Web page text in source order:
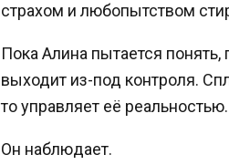
страхом и любопытством
Пока Алина пытается
выходит из-под контроля.
то управляет её реальностью.
Он наблюдает.